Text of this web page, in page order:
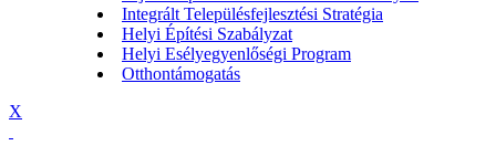
Integrált Településfejlesztési Stratégia
Helyi Építési Szabályzat
Helyi Esélyegyenlőségi Program
Otthontámogatás
X